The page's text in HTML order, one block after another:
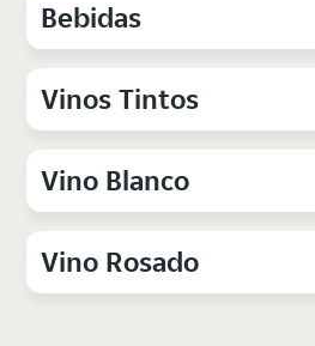
Bebidas
Vinos Tintos
Vino Blanco
Vino Rosado